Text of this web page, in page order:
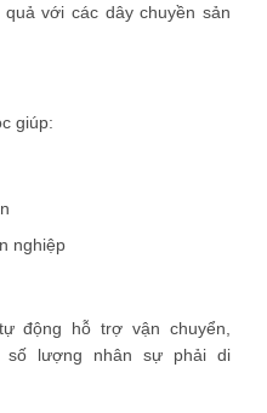
với các dây chuyền sản
giúp:
nghiệp
động hỗ trợ vận chuyển,
số lượng nhân sự phải di